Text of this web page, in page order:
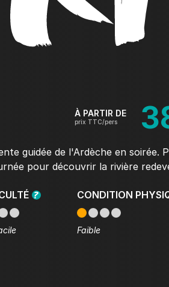
À PARTIR DE
prix TTC/pers
guidée de l'Ardèche en soirée.
pour découvrir la rivière
CONDITION
Faible